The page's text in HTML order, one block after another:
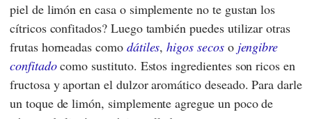
piel de limón en casa o simplemente no te gustan los
cítricos confitados? Luego también puedes utilizar otras
frutas horneadas como dátiles,higos secoso jengibre
confitadocomo sustituto. Estos ingredientes son ricos en
fructosa y aportan el dulzor aromático deseado. Para darle
un toque de limón, simplemente agregue un poco de